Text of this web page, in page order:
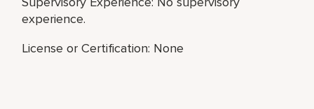
experience.
License or Certification: None